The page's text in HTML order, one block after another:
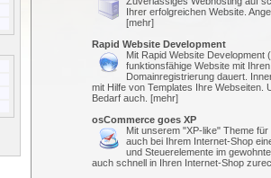
Ihrer erfolgreichen Website.
[mehr]
Rapid Website Development
Mit Rapid Website Development
funktionsfähige Website mit
Domainregistrierung dauert.
mit Hilfe von Templates Ihre Webseiten.
Bedarf auch. [mehr]
osCommerce goes XP
Mit unserem "XP-like" Theme
auch bei Ihrem Internet-Shop
und Steuerelemente im
auch schnell in Ihren Internet-Shop